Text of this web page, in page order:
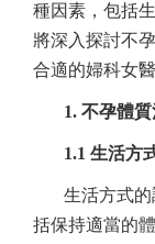
種因素，包括
將深入探討不
合適的婦科女
1. 不孕體
1.1 生活方
生活方式
括保持適當的